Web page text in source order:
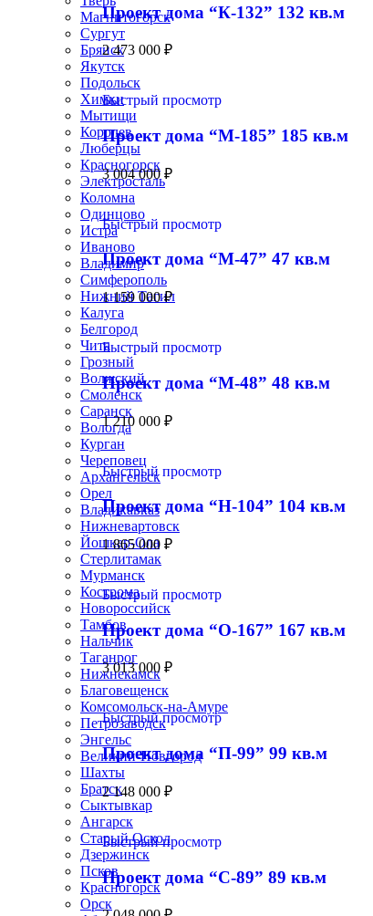
Магнитогорск
Сургут
Брянск
Якутск
Подольск
Химки
Мытищи
Королев
Люберцы
Красногорск
Электросталь
Коломна
Одинцово
Истра
Иваново
Владимир
Симферополь
Нижний Тагил
Калуга
Белгород
Чита
Грозный
Волжский
Смоленск
Саранск
Вологда
Курган
Череповец
Архангельск
Орел
Владикавказ
Нижневартовск
Йошкар-Ола
Стерлитамак
Мурманск
Кострома
Новороссийск
Тамбов
Нальчик
Таганрог
Нижнекамск
Благовещенск
Комсомольск-на-Амуре
Петрозаводск
Энгельс
Великий-Новгород
Шахты
Братск
Сыктывкар
Ангарск
Старый Оскол
Дзержинск
Псков
Красногорск
Орск
Проект дома “К-132” 132 кв.м
2 473 000 ₽
Быстрый просмотр
Проект дома “М-185” 185 кв.м
3 004 000 ₽
Быстрый просмотр
Проект дома “М-47” 47 кв.м
1 159 000₽
Быстрый просмотр
Проект дома “М-48” 48 кв.м
1 210 000 ₽
Быстрый просмотр
Проект дома “Н-104” 104 кв.м
1 865 000 ₽
Быстрый просмотр
Проект дома “О-167” 167 кв.м
3 013 000 ₽
Быстрый просмотр
Проект дома “П-99” 99 кв.м
2 148 000 ₽
Быстрый просмотр
Проект дома “С-89” 89 кв.м